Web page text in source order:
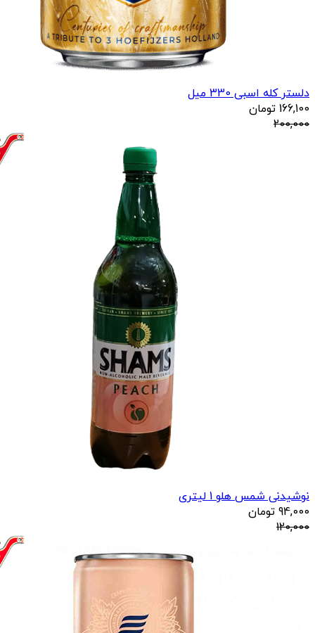
دلستر کله اسبی 330 میل
166,100 تومان
200,000
نوشیدنی شمس هلو 1 لیتری
94,000 تومان
120,000